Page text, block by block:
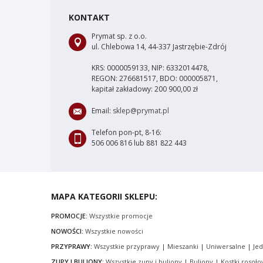
KONTAKT
Prymat sp. z o.o.
ul. Chlebowa 14, 44-337 Jastrzębie-Zdrój
KRS: 0000059133, NIP: 6332014478,
REGON: 276681517, BDO: 000005871,
kapitał zakładowy: 200 900,00 zł
Email: sklep@prymat.pl
Telefon pon-pt, 8-16:
506 006 816 lub 881 822 443
MAPA KATEGORII SKLEPU:
PROMOCJE: Wszystkie promocje
NOWOŚCI: Wszystkie nowości
PRZYPRAWY: Wszystkie przyprawy | Mieszanki | Uniwersalne |